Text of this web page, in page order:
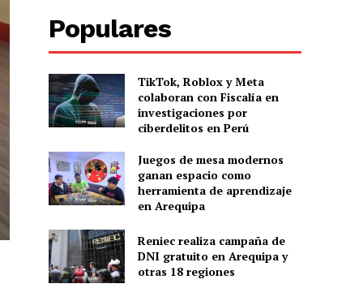
Populares
TikTok, Roblox y Meta
colaboran con Fiscalía en
investigaciones por
ciberdelitos en Perú
Juegos de mesa modernos
ganan espacio como
herramienta de aprendizaje
en Arequipa
Reniec realiza campaña de
DNI gratuito en Arequipa y
otras 18 regiones